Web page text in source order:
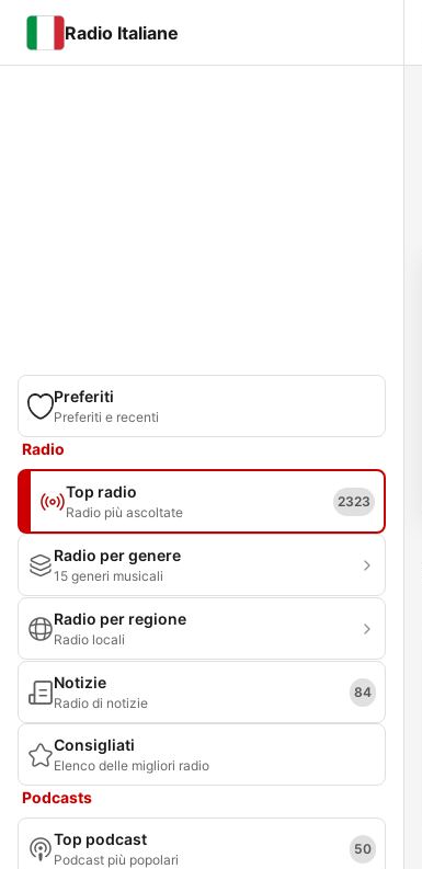
Radio Italiane
Preferiti
Preferiti e recenti
Radio
Top radio
Radio più ascoltate
2323
Radio per genere
15 generi musicali
Radio per regione
Radio locali
Notizie
Radio di notizie
84
Consigliati
Elenco delle migliori radio
Podcasts
Top podcast
Podcast più popolari
50